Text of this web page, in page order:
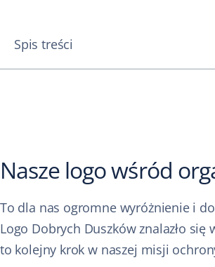
Spis treści
Nasze logo wśród
To dla nas ogromne wyróżnienie i
Logo Dobrych Duszków znalazło
to kolejny krok w naszej misji